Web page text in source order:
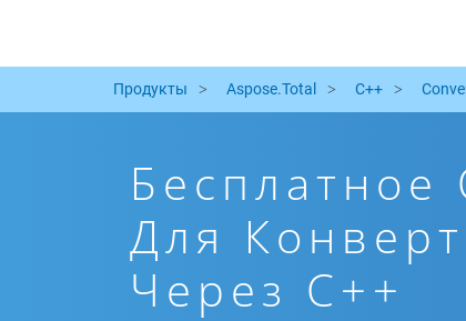
Продукты Aspose.Total C++
Для
Через C++